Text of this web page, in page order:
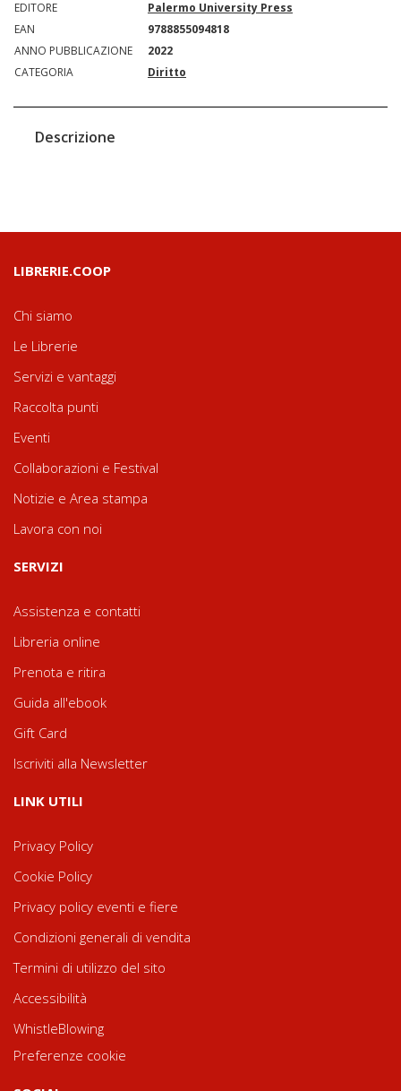
EDITORE
Palermo University Press
EAN
9788855094818
ANNO PUBBLICAZIONE
2022
CATEGORIA
Diritto
Descrizione
LIBRERIE.COOP
Chi siamo
Le Librerie
Servizi e vantaggi
Raccolta punti
Eventi
Collaborazioni e Festival
Notizie e Area stampa
Lavora con noi
SERVIZI
Assistenza e contatti
Libreria online
Prenota e ritira
Guida all'ebook
Gift Card
Iscriviti alla Newsletter
LINK UTILI
Privacy Policy
Cookie Policy
Privacy policy eventi e fiere
Condizioni generali di vendita
Termini di utilizzo del sito
Accessibilità
WhistleBlowing
Preferenze cookie